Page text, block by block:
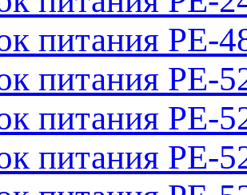
питания PE-
питания PE-
питания PE-
питания PE-